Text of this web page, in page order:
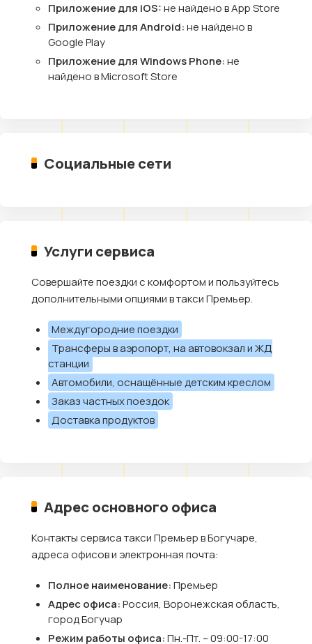
Приложение для iOS:не найдено в App Store
Приложение для Android:не найдено в
Google Play
Приложение для Windows Phone:не
найдено в Microsoft Store
Социальные сети
Услуги сервиса
Совершайте поездки с комфортом и пользуйтесь
дополнительными опциями в такси Премьер.
Междугородние поездки
Трансферы в аэропорт, на автовокзал и ЖД
станции
Автомобили, оснащённые детским креслом
Заказ частных поездок
Доставка продуктов
Адрес основного офиса
Контакты сервиса такси Премьер в Богучаре,
адреса офисов и электронная почта:
Полное наименование:Премьер
Адрес офиса:Россия, Воронежская область,
город Богучар
Режим работы офиса:Пн.-Пт. – 09:00-17:00